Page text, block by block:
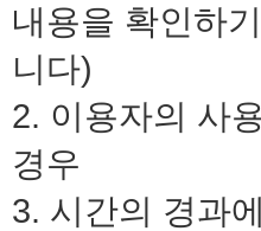
내용을 확인하
니다)
2. 이용자의 사
경우
3. 시간의 경과